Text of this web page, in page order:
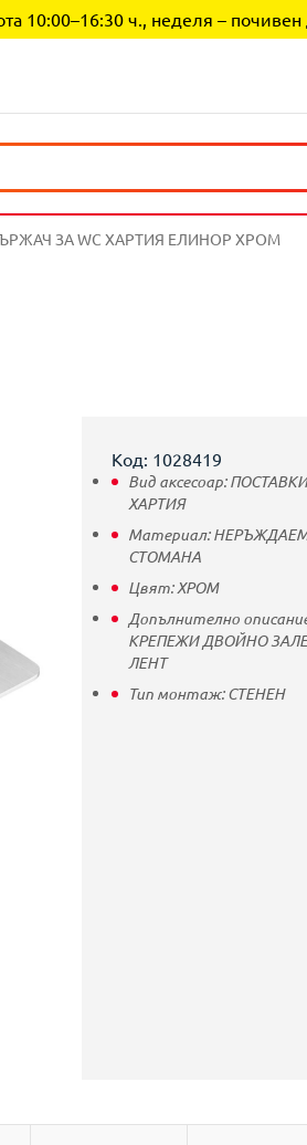
10:00–16:30 ч., неделя – почивен
ЗА WC ХАРТИЯ ЕЛИНОР ХРОМ
Код: 1028419
Вид аксесоар:
ХАРТИЯ
Материал:
СТОМАНА
Цвят:ХРОМ
Допълнително
КРЕПЕЖИ ДВОЙНО
ЛЕНТ
Тип монтаж:СТЕНЕН